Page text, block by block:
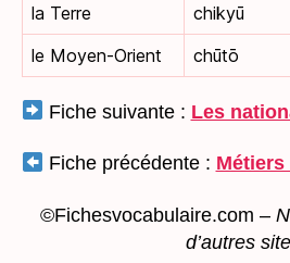
la Terre
chikyū
le Moyen-Orient
chūtō
Fiche suivante : Les
Fiche précédente :
©Fichesvocabulaire.com –
d’autres